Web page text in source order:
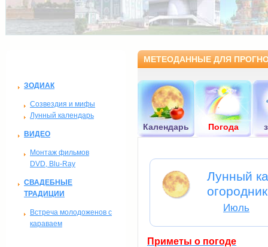
ЗОДИАК
Созвездия и мифы
Лунный календарь
ВИДЕО
Монтаж фильмов
DVD, Blu-Ray
СВАДЕБНЫЕ
ТРАДИЦИИ
Встреча молодоженов с
караваем
МЕТЕОДАННЫЕ ДЛЯ
Календарь Погода
Лунный
Июль
Приметы о погоде